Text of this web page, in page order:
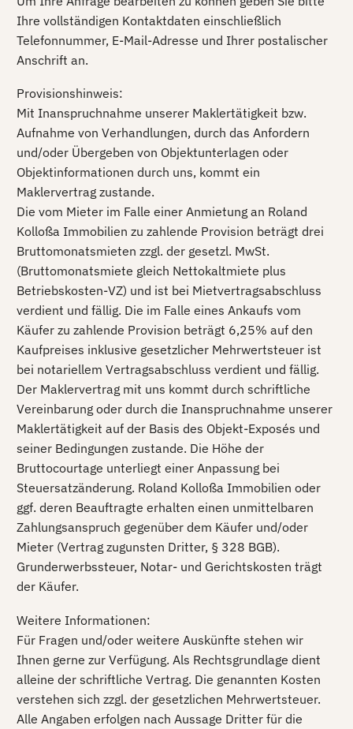
Ihre vollständigen Kontaktdaten einschließlich
Telefonnummer, E-Mail-Adresse und Ihrer postalischer
Anschrift an.
Provisionshinweis:
Mit Inanspruchnahme unserer Maklertätigkeit bzw.
Aufnahme von Verhandlungen, durch das Anfordern
und/oder Übergeben von Objektunterlagen oder
Objektinformationen durch uns, kommt ein
Maklervertrag zustande.
Die vom Mieter im Falle einer Anmietung an Roland
Kolloßa Immobilien zu zahlende Provision beträgt drei
Bruttomonatsmieten zzgl. der gesetzl. MwSt.
(Bruttomonatsmiete gleich Nettokaltmiete plus
Betriebskosten-VZ) und ist bei Mietvertragsabschluss
verdient und fällig. Die im Falle eines Ankaufs vom
Käufer zu zahlende Provision beträgt 6,25% auf den
Kaufpreises inklusive gesetzlicher Mehrwertsteuer ist
bei notariellem Vertragsabschluss verdient und fällig.
Der Maklervertrag mit uns kommt durch schriftliche
Vereinbarung oder durch die Inanspruchnahme unserer
Maklertätigkeit auf der Basis des Objekt-Exposés und
seiner Bedingungen zustande. Die Höhe der
Bruttocourtage unterliegt einer Anpassung bei
Steuersatzänderung. Roland Kolloßa Immobilien oder
ggf. deren Beauftragte erhalten einen unmittelbaren
Zahlungsanspruch gegenüber dem Käufer und/oder
Mieter (Vertrag zugunsten Dritter, § 328 BGB).
Grunderwerbssteuer, Notar- und Gerichtskosten trägt
der Käufer.
Weitere Informationen:
Für Fragen und/oder weitere Auskünfte stehen wir
Ihnen gerne zur Verfügung. Als Rechtsgrundlage dient
alleine der schriftliche Vertrag. Die genannten Kosten
verstehen sich zzgl. der gesetzlichen Mehrwertsteuer.
Alle Angaben erfolgen nach Aussage Dritter für die